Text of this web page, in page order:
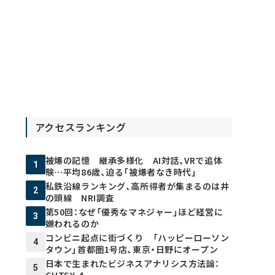
アクセスランキング
1
被爆の記憶 継承多様化 AI対話、VRで追体
験…平均86歳、迫る「被爆者なき時代」
2
私鉄沿線ランキング、高所得者が集まるのは井
の頭線 NRI調査
3
第50回：なぜ「優秀なマネジャー」ほど経営に
嫌われるのか
4
コンビニ起点に街づくり 「ハッピーローソン
タウン」首都圏1号店、東京・日野にオープン
5
日本で生まれたビジネスアナリシス方法論：